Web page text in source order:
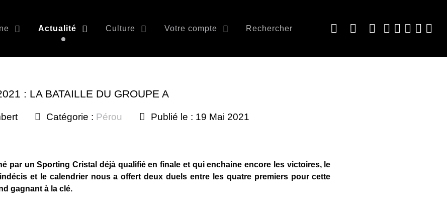
Actualité Culture Votre compte Rechercher
: LA BATAILLE DU GROUPE A
Catégorie : Pérou Publié le : 19 Mai 2021
par un Sporting Cristal déjà qualifié en finale et qui enchaine encore les victoires, le
et le calendrier nous a offert deux duels entre les quatre premiers pour cette
gagnant à la clé.